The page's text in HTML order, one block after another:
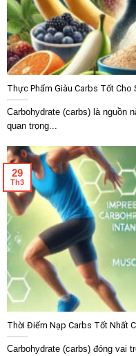
Thực Phẩm Giàu Carbs Tốt Cho
Carbohydrate (carbs) là nguồn
quan trọng...
Thời Điểm Nạp Carbs Tốt Nhất
Carbohydrate (carbs) đóng vai
29
Th3